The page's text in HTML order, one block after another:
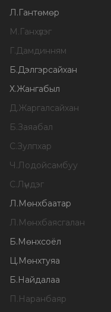
Л.Гантөмөр
М.Ганхүлэг
Г.Дамдинням
Б.Дэлгэрсайхан
Х.Жангабыл
Д.Жаргалсайхан
Б.Заяабал
С.Зулпхар
Ч.Лодойсамбуу
С.Лүндэг
Л.Мөнхбаатар
Л.Мөнхбаясгалан
Б.Мөнхсоёл
Ц.Мөнхтуяа
Б.Найдалаа
П.Наранбаяр